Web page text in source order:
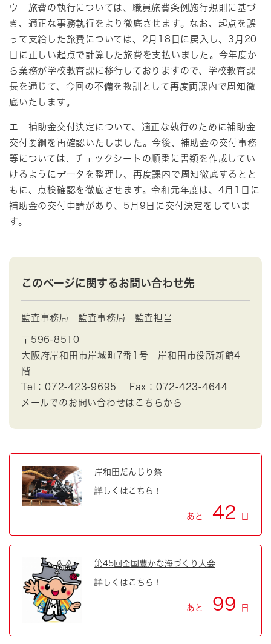
ウ 旅費の執行については、職員旅費条例施行規則に基づ
き、適正な事務執行をより徹底させます。なお、起点を誤
って支給した旅費については、2月18日に戻入し、3月20
日に正しい起点で計算した旅費を支払いました。今年度か
ら業務が学校教育課に移行しておりますので、学校教育課
長を通じて、今回の不備を教訓として再度両課内で周知徹
底いたします。
エ 補助金交付決定について、適正な執行のために補助金
交付要綱を再確認いたしました。今後、補助金の交付事務
等については、チェックシートの順番に書類を作成してい
けるようにデータを整理し、再度課内で周知徹底するとと
もに、点検確認を徹底させます。令和元年度は、4月1日に
補助金の交付申請があり、5月9日に交付決定をしていま
す。
このページに関するお問い合わせ先
監査事務局 監査事務局 監査担当
〒596-8510
大阪府岸和田市岸城町7番1号 岸和田市役所新館4
階
Tel：072-423-9695
Fax：072-423-4644
メールでのお問い合わせはこちらから
岸和田だんじり祭
詳しくはこちら！
あと 42 日
第45回全国豊かな海づくり大会
詳しくはこちら！
あと 99 日